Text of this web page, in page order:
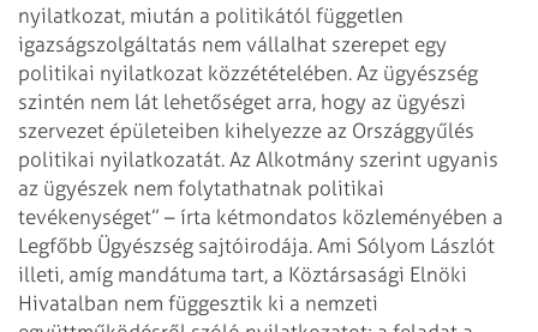
nyilatkozat, miután a politikától független
igazságszolgáltatás nem vállalhat szerepet egy
politikai nyilatkozat közzétételében. Az ügyészség
szintén nem lát lehetőséget arra, hogy az ügyészi
szervezet épületeiben kihelyezze az Országgyűlés
politikai nyilatkozatát. Az Alkotmány szerint ugyanis
az ügyészek nem folytathatnak politikai
tevékenységet” – írta kétmondatos közleményében a
Legfőbb Ügyészség sajtóirodája. Ami Sólyom Lászlót
illeti, amíg mandátuma tart, a Köztársasági Elnöki
Hivatalban nem függesztik ki a nemzeti